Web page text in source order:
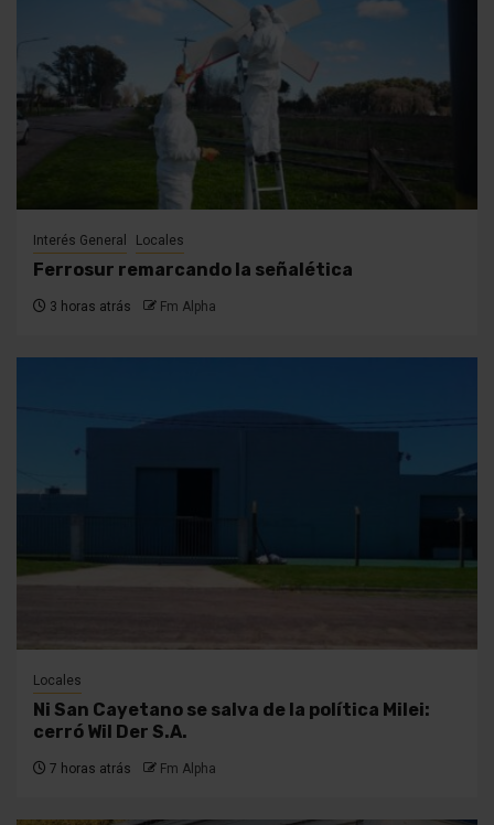
Interés General Locales
Ferrosur remarcando la señalética
3 horas atrás Fm Alpha
Locales
Ni San Cayetano se salva de la política Milei:
cerró Wil Der S.A.
7 horas atrás Fm Alpha